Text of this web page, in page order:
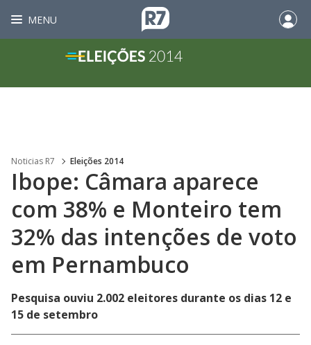
MENU
Noticias R7 Eleições 2014
Ibope: Câmara aparece
com 38% e Monteiro tem
32% das intenções de voto
em Pernambuco
Pesquisa ouviu 2.002 eleitores durante os dias 12 e
15 de setembro